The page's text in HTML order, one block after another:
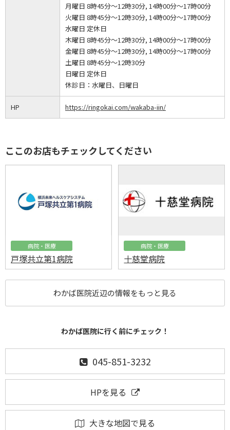
月曜日 8時45分～12時30分, 14時00分～17時00分
火曜日 8時45分～12時30分, 14時00分～17時00分
水曜日 定休日
木曜日 8時45分～12時30分, 14時00分～17時00分
金曜日 8時45分～12時30分, 14時00分～17時00分
土曜日 8時45分～12時30分
日曜日 定休日
休診日： 水曜日、日曜日
HP https://ringokai.com/wakaba-iin/
ここのお店もチェックしてください
病院・医療
戸塚共立第1病院
病院・医療
十慈堂病院
わかば医院近辺の情報をもっと見る
わかば医院に行く前にチェック！
045-851-3232
HPを見る
大きな地図で見る